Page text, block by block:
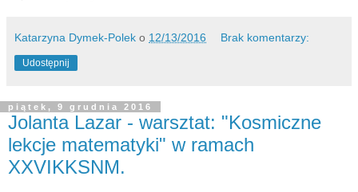
Katarzyna Dymek-Polek o 12/13/2016 Brak komentarzy:
Udostępnij
piątek, 9 grudnia 2016
Jolanta Lazar - warsztat: "Kosmiczne
lekcje matematyki" w ramach
XXVIKKSNM.